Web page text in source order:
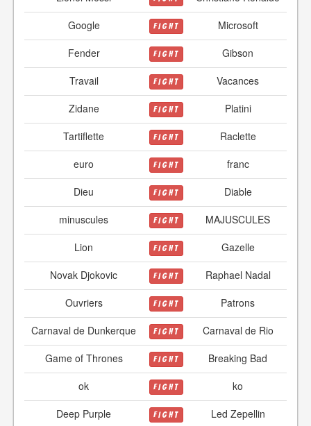
Google
FIGHT
Microsoft
Fender
FIGHT
Gibson
Travail
FIGHT
Vacances
Zidane
FIGHT
Platini
Tartiflette
FIGHT
Raclette
euro
FIGHT
franc
Dieu
FIGHT
Diable
minuscules
FIGHT
MAJUSCULES
Lion
FIGHT
Gazelle
Novak Djokovic
FIGHT
Raphael Nadal
Ouvriers
FIGHT
Patrons
Carnaval de Dunkerque
FIGHT
Carnaval de Rio
Game of Thrones
FIGHT
Breaking Bad
ok
FIGHT
ko
Deep Purple
FIGHT Led Zepellin